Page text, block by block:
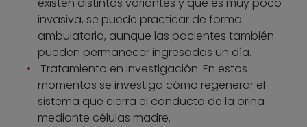
existen distintas variantes y que es muy poco
invasiva, se puede practicar de forma
ambulatoria, aunque las pacientes también
pueden permanecer ingresadas un día.
Tratamiento en investigación. En estos
momentos se investiga cómo regenerar el
sistema que cierra el conducto de la orina
mediante células madre.